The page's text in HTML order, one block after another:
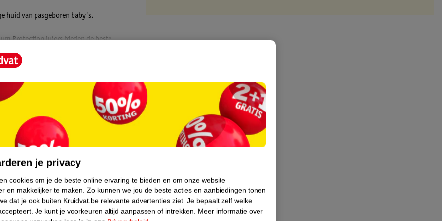
huid van pasgeboren baby's.
Protection luiers bieden de beste
die urine en ontlasting onmiddellijk
en bescherming hullen.
baby's te beschermen.
kraamafdelingen. Ze zijn 100% veilig
de dermatologen van de Skin Health
baby's ze goedkeuren!
tailleband die comfortabel past om
je privacy
cookies om je de beste online ervaring te bieden en om onze website
en makkelijker te maken. Zo kunnen we jou de beste acties en aanbiedingen tonen
dat je ook buiten Kruidvat.be relevante advertenties ziet. Je bepaalt zelf welke
Je kunt je voorkeuren altijd aanpassen of intrekken. Meer informatie over